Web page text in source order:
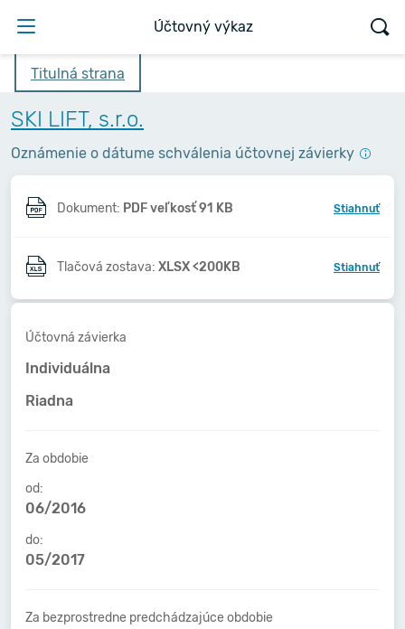
Účtovný výkaz
Titulná strana
SKI LIFT, s.r.o.
Oznámenie o dátume schválenia účtovnej závierky
Dokument: PDF veľkosť 91 KB Stiahnuť
Tlačová zostava: XLSX <200KB Stiahnuť
Účtovná závierka
Individuálna
Riadna
Za obdobie
od:
06/2016
do:
05/2017
Za bezprostredne predchádzajúce obdobie